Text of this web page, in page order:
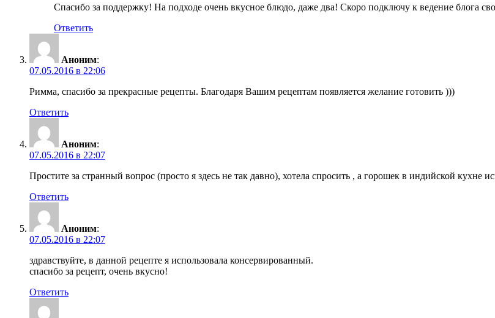
Спасибо за поддержку! На подходе очень вкусное блюдо, даже два! Скоро подключу к ведение блога
Ответить
Аноним:
07.05.2016 в 22:06
Римма, спасибо за прекрасные рецепты. Благодаря Вашим рецептам появляется желание готовить )))
Ответить
Аноним:
07.05.2016 в 22:07
Простите за странный вопрос (просто я здесь не так давно), хотела спросить , а горошек в индийской
Ответить
Аноним:
07.05.2016 в 22:07
здравствуйте, в данной рецепте я использовала консервированный.
спасибо за рецепт, очень вкусно!
Ответить